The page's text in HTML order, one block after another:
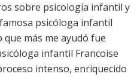
sobre psicología infantil y
psicóloga infantil
más me ayudó fue
infantil Francoise
intenso, enriquecido